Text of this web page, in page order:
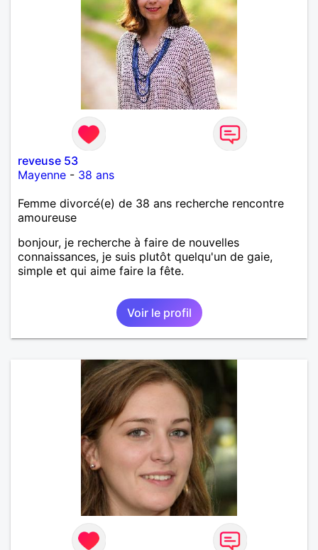
reveuse 53
Mayenne - 38 ans
Femme divorcé(e) de 38 ans recherche rencontre
amoureuse
bonjour, je recherche à faire de nouvelles
connaissances, je suis plutôt quelqu'un de gaie,
simple et qui aime faire la fête.
Voir le profil